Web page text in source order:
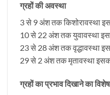
ग्रहों की अवस्था
3 से 9 अंश तक किशोरावस्था
10 से 22 अंश तक युवावस्था
23 से 28 अंश तक वृद्धावस्था
29 से 2 अंश तक मृतावस्था
ग्रहों का प्रभाव दिखाने का